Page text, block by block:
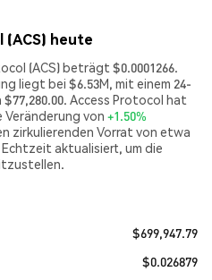
(ACS) heute
(ACS) beträgt $0.0001266.
liegt bei $6.53M, mit einem 24-
Access Protocol hat
von +1.50%
zirkulierenden Vorrat von etwa
Echtzeit aktualisiert, um die
$699,947.79
$0.026879